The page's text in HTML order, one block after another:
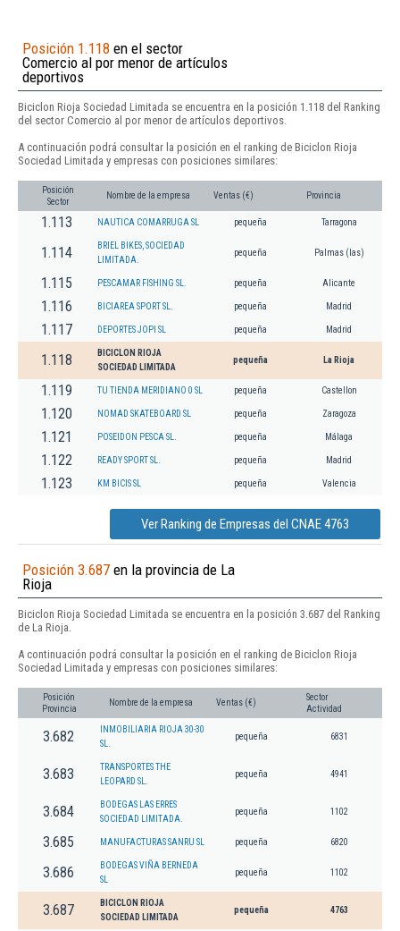
Posición 1.118 en el sector
Comercio al por menor de artículos
deportivos
Biciclon Rioja Sociedad Limitada se encuentra en la posición 1.118 del Ranking
del sector Comercio al por menor de artículos deportivos.
A continuación podrá consultar la posición en el ranking de Biciclon Rioja
Sociedad Limitada y empresas con posiciones similares:
Posición
Sector
Nombre de la empresa Ventas (€) Provincia
1.113 NAUTICA COMARRUGA SL pequeña Tarragona
1.114
BRIEL BIKES, SOCIEDAD
LIMITADA.
pequeña Palmas (las)
1.115 PESCAMAR FISHING SL. pequeña Alicante
1.116 BICIAREA SPORT SL. pequeña Madrid
1.117 DEPORTES JOPI SL pequeña Madrid
1.118
BICICLON RIOJA
SOCIEDAD LIMITADA
pequeña La Rioja
1.119 TU TIENDA MERIDIANO 0 SL pequeña Castellon
1.120 NOMAD SKATEBOARD SL pequeña Zaragoza
1.121 POSEIDON PESCA SL. pequeña Málaga
1.122 READY SPORT SL. pequeña Madrid
1.123 KM BICIS SL pequeña Valencia
Ver Ranking de Empresas del CNAE 4763
Posición 3.687 en la provincia de La
Rioja
Biciclon Rioja Sociedad Limitada se encuentra en la posición 3.687 del Ranking
de La Rioja.
A continuación podrá consultar la posición en el ranking de Biciclon Rioja
Sociedad Limitada y empresas con posiciones similares:
Posición
Provincia
Nombre de la empresa Ventas (€)
Sector
Actividad
3.682
INMOBILIARIA RIOJA 30-30
SL.
pequeña 6831
3.683
TRANSPORTES THE
LEOPARD SL.
pequeña 4941
3.684
BODEGAS LAS ERRES
SOCIEDAD LIMITADA.
pequeña 1102
3.685 MANUFACTURAS SANRU SL pequeña 6820
3.686
BODEGAS VIÑA BERNEDA
SL
pequeña 1102
3.687
BICICLON RIOJA
SOCIEDAD LIMITADA
pequeña 4763